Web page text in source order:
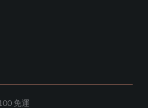
免運